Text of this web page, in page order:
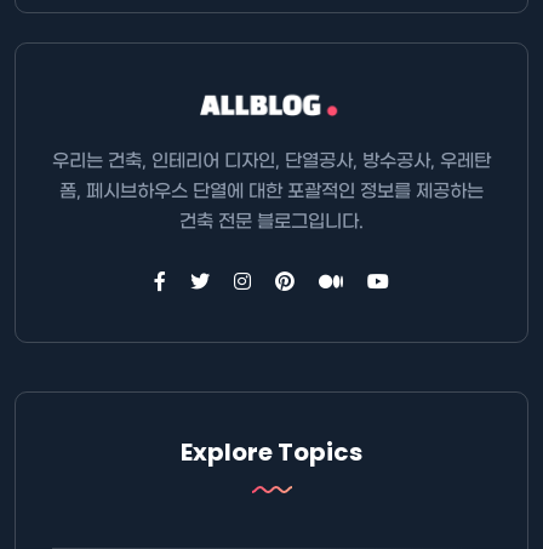
우리는 건축, 인테리어 디자인, 단열공사, 방수공사, 우레탄
폼, 페시브하우스 단열에 대한 포괄적인 정보를 제공하는
건축 전문 블로그입니다.
Explore Topics